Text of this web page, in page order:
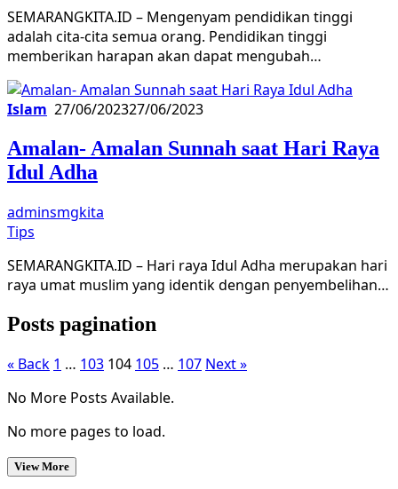
SEMARANGKITA.ID – Mengenyam pendidikan tinggi
adalah cita-cita semua orang. Pendidikan tinggi
memberikan harapan akan dapat mengubah…
Islam 27/06/202327/06/2023
Amalan- Amalan Sunnah saat Hari Raya
Idul Adha
adminsmgkita
Tips
SEMARANGKITA.ID – Hari raya Idul Adha merupakan hari
raya umat muslim yang identik dengan penyembelihan…
Posts pagination
« Back 1 … 103 104 105 … 107 Next »
No More Posts Available.
No more pages to load.
View More